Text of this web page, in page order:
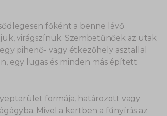
főként a benne lévő
virágszínük. Szembetűnőek az utak
pihenő- vagy étkezőhely asztallal,
egy lugas és minden más épített
formája, határozott vagy
Mivel a kertben a fűnyírás az